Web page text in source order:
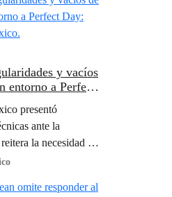
y vacíos
entorno a Perfect
presentó
ante la
la necesidad de
evalúe con
del proyecto
costeros de la